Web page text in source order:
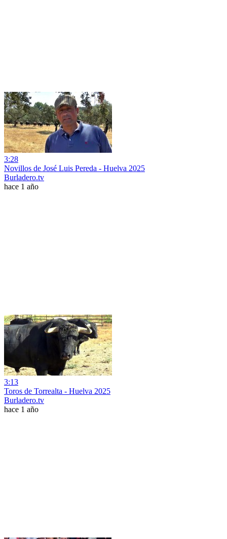
3:28
Novillos de José Luis Pereda - Huelva 2025
Burladero.tv
hace 1 año
3:13
Toros de Torrealta - Huelva 2025
Burladero.tv
hace 1 año